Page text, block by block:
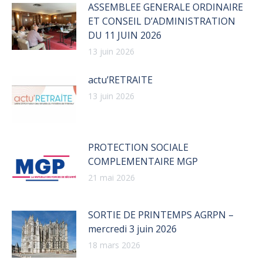
ASSEMBLEE GENERALE ORDINAIRE
ET CONSEIL D’ADMINISTRATION
DU 11 JUIN 2026
13 juin 2026
actu’RETRAITE
13 juin 2026
PROTECTION SOCIALE
COMPLEMENTAIRE MGP
21 mai 2026
SORTIE DE PRINTEMPS AGRPN –
mercredi 3 juin 2026
18 mars 2026